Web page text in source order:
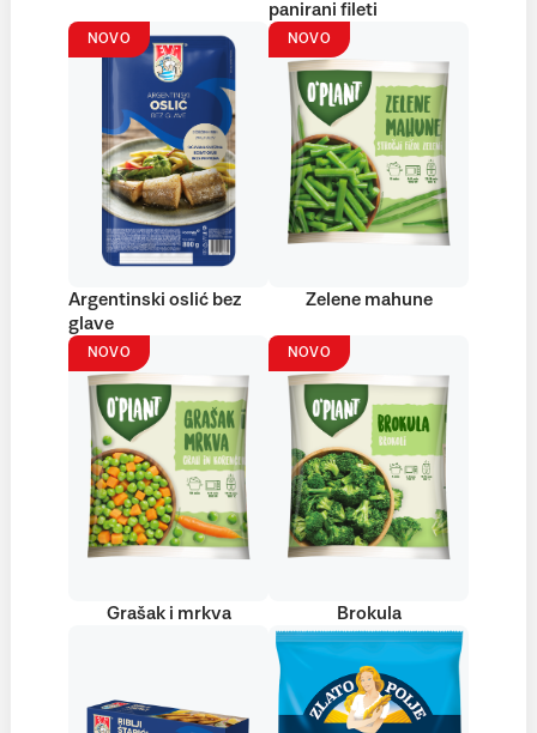
panirani fileti
NOVO
Argentinski oslić bez
glave
NOVO
Zelene mahune
NOVO
Grašak i mrkva
NOVO
Brokula